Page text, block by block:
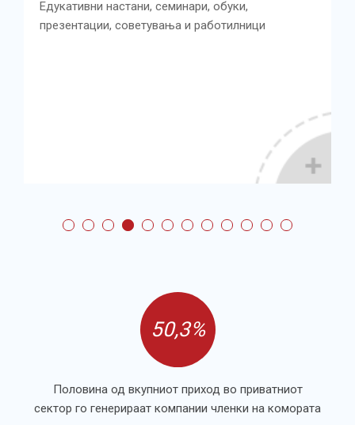
Имплементирање на менаџмент системи
50,3%
Половина од вкупниот приход во приватниот
сектор го генерираат компании членки на комората